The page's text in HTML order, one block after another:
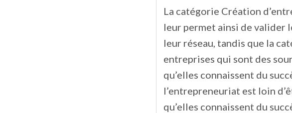
La catégorie Création
leur permet ainsi de valider
leur réseau, tandis que la
entreprises qui sont des
qu’elles connaissent du
l’entrepreneuriat est loin
qu’elles connaissent du